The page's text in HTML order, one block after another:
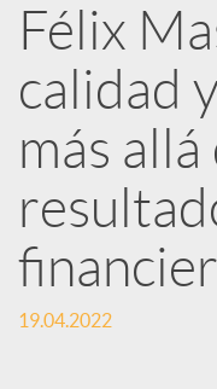
b
l
i
c
Félix
calidad
más allá
19.04.2022